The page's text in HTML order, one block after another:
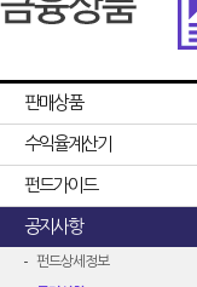
판매상품
수익율계산기
펀드가이드
공지사항
펀드상세정보